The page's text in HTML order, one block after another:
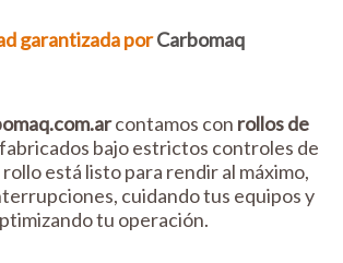
garantizada porCarbomaq
contamos con rollos de
bajo estrictos controles de
rollo está listo para rendir al máximo,
cuidando tus equipos y
tu operación.